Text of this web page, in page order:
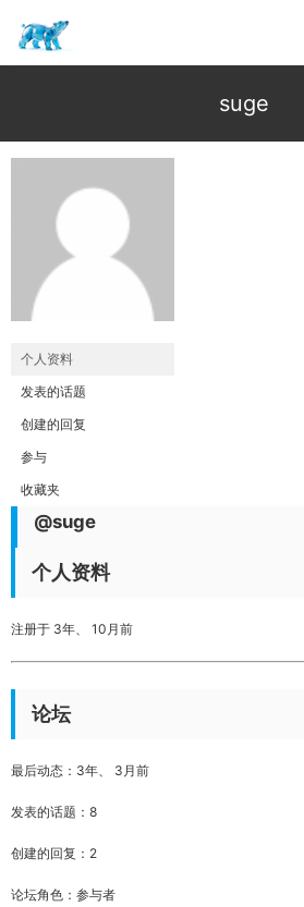
suge
个人资料
发表的话题
创建的回复
参与
收藏夹
@suge
个人资料
注册于 3年、 10月前
论坛
最后动态：3年、 3月前
发表的话题：8
创建的回复：2
论坛角色：参与者